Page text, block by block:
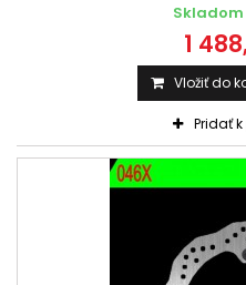
1
Vložiť do
Pridať